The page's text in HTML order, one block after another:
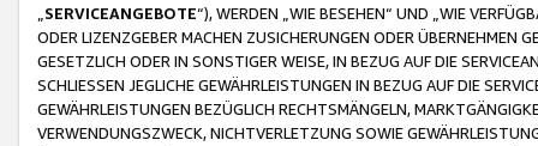
SERVICEANGEBOTE“), WERDEN „WIE BESEHEN“ UND „WIE
ODER LIZENZGEBER MACHEN ZUSICHERUNGEN ODER ÜBERNEHMEN
GESETZLICH ODER IN SONSTIGER WEISE, IN BEZUG AUF DIE
SCHLIESSEN JEGLICHE GEWÄHRLEISTUNGEN IN BEZUG AUF DIE
GEWÄHRLEISTUNGEN BEZÜGLICH RECHTSMÄNGELN,
VERWENDUNGSZWECK, NICHTVERLETZUNG SOWIE